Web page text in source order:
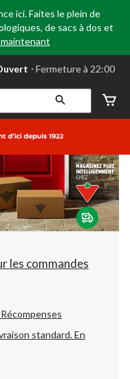
ici. Faites le plein de
de sacs à dos et
⋅ Fermeture à 22:00
les commandes
standard.En